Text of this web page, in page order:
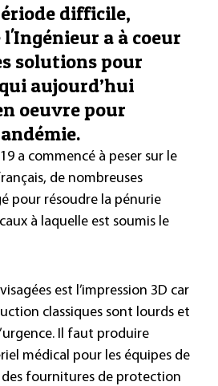
difficile,
a à coeur
solutions pour
aujourd’hui
oeuvre pour
a commencé à peser sur le
de nombreuses
pour résoudre la pénurie
à laquelle est soumis le
est l’impression 3D car
classiques sont lourds et
Il faut produire
médical pour les équipes de
des fournitures de protection